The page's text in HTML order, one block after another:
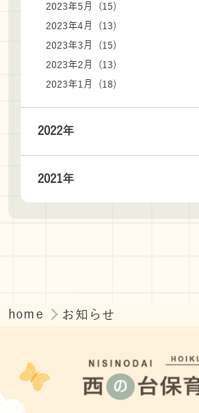
2023年5月 (15)
2023年4月 (13)
2023年3月 (15)
2023年2月 (13)
2023年1月 (18)
2022年
2021年
home お知らせ